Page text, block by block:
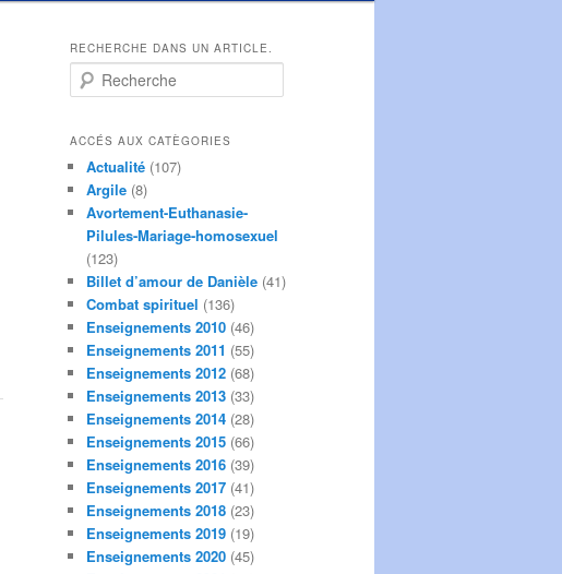
RECHERCHE DANS UN ARTICLE.
e
h
c
h
ACCÉS AUX CATÈGORIES
Actualité (107)
Argile (8)
Avortement-Euthanasie-
Pilules-Mariage-homosexuel
(123)
Billet d’amour de Danièle (41)
Combat spirituel (136)
Enseignements 2010 (46)
Enseignements 2011 (55)
Enseignements 2012 (68)
Enseignements 2013 (33)
Enseignements 2014 (28)
Enseignements 2015 (66)
Enseignements 2016 (39)
Enseignements 2017 (41)
Enseignements 2018 (23)
Enseignements 2019 (19)
Enseignements 2020 (45)